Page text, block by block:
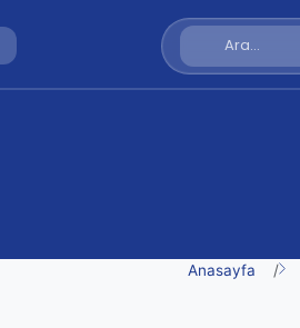
Anasayfa